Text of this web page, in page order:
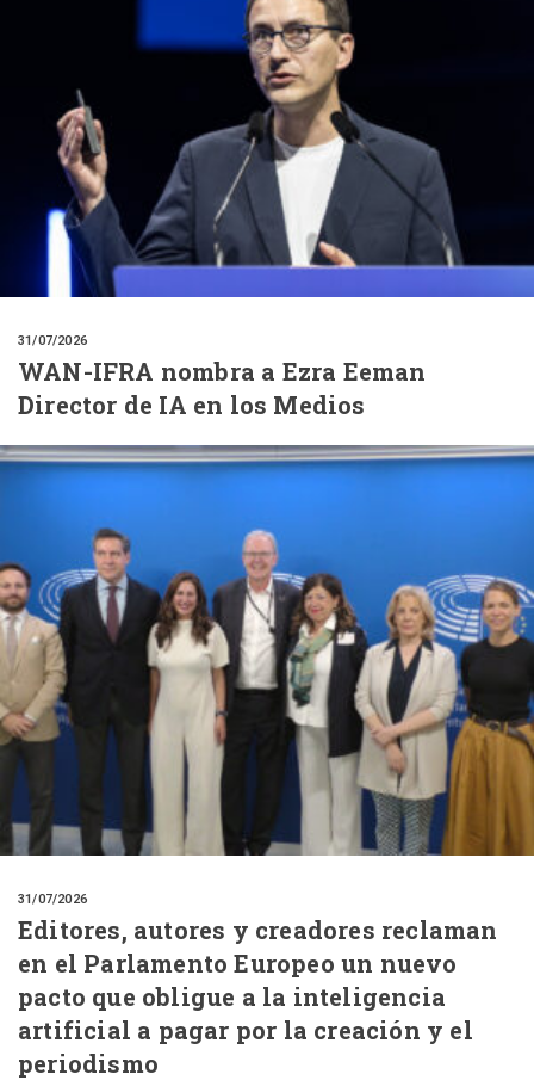
31/07/2026
WAN-IFRA nombra a Ezra Eeman
Director de IA en los Medios
31/07/2026
Editores, autores y creadores reclaman
en el Parlamento Europeo un nuevo
pacto que obligue a la inteligencia
artificial a pagar por la creación y el
periodismo